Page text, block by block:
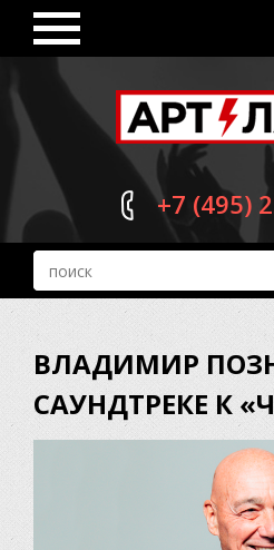
+7 (495)
ВЛАДИМИР
САУНДТРЕКЕ К